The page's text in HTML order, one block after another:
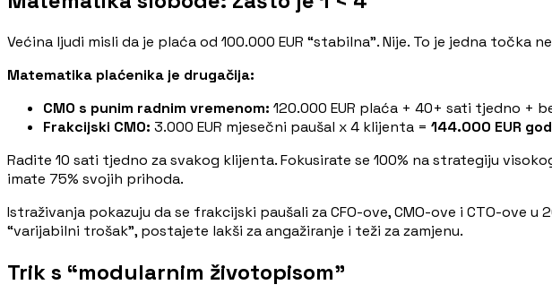
Većina ljudi misli da je plaća od 100.000 EUR “stabilna”. Nije. To je jedna
Matematika plaćenika je drugačija:
CMO s punim radnim vremenom: 120.000 EUR plaća + 40+ sati tjedno +
Frakcijski CMO: 3.000 EUR mjesečni paušal x 4 klijenta = 144.000 EUR
Radite 10 sati tjedno za svakog klijenta. Fokusirate se 100% na strategiju
imate 75% svojih prihoda.
Istraživanja pokazuju da se frakcijski paušali za CFO-ove, CMO-ove i CTO-ove u
“varijabilni trošak”, postajete lakši za angažiranje i teži za zamjenu.
Trik s “modularnim životopisom”